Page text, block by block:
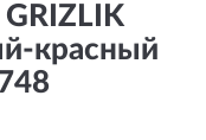
красный